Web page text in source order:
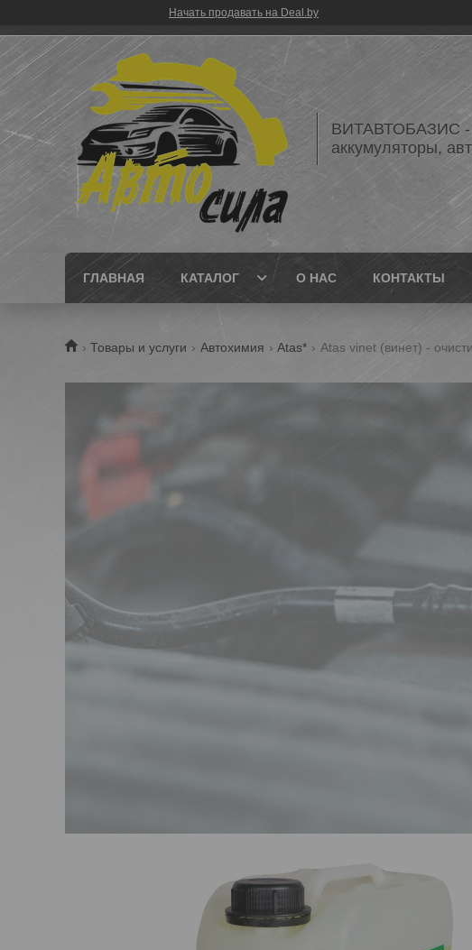
Начать продавать на Deal.by
ВИТАВТОБАЗИС -
аккумуляторы,
ГЛАВНАЯ КАТАЛОГ О НАС КОНТАКТЫ
Товары и услуги Автохимия Atas* Atas vinet (винет) -